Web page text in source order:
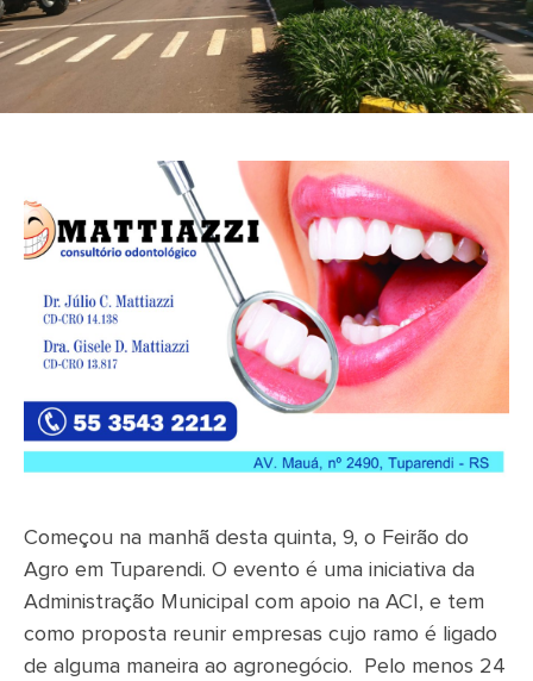
Começou na manhã desta quinta, 9, o Feirão do
Agro em Tuparendi. O evento é uma iniciativa da
Administração Municipal com apoio na ACI, e tem
como proposta reunir empresas cujo ramo é ligado
de alguma maneira ao agronegócio. Pelo menos 24